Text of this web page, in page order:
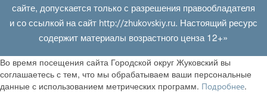
сайте, допускается только с разрешения правообладателя
и со ссылкой на сайт http://zhukovskiy.ru. Настоящий ресурс
содержит материалы возрастного ценза 12+»
Во время посещения сайта Городской округ Жуковский вы
соглашаетесь с тем, что мы обрабатываем ваши персональные
данные с использованием метрических программ. Подробнее.